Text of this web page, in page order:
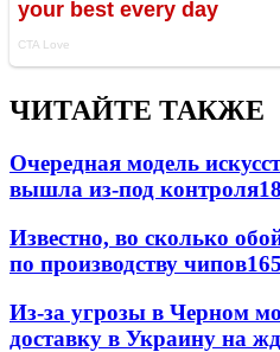
ЧИТАЙТЕ ТАКЖЕ
Очередная модель
вышла из-под контроля
Известно, во сколько
по производству чипов
Из-за угрозы в Черном
доставку в Украину на жд